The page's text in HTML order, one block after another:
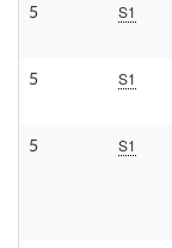
5 S1
5 S1
5 S1